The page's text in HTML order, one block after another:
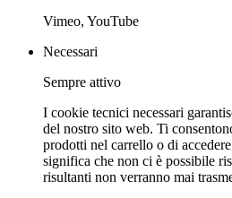
Vimeo, YouTube
Necessari
Sempre attivo
I cookie tecnici necessari
del nostro sito web. Ti
prodotti nel carrello o di
significa che non ci è possibile
risultanti non verranno mai